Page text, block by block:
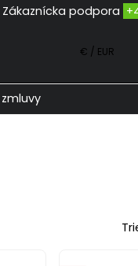
€ / EUR